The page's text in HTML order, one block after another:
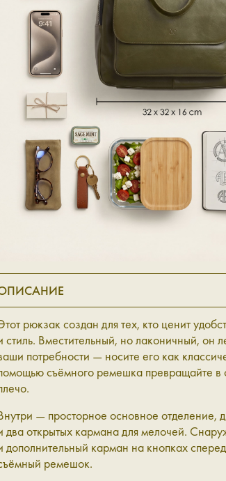
рюкзак создан для тех, кто ценит
стиль. Вместительный, но лаконичный, он
потребности — носите его как
съёмного ремешка превращайте в
— просторное основное отделение,
два открытых кармана для мелочей.
дополнительный карман на кнопках
ремешок.